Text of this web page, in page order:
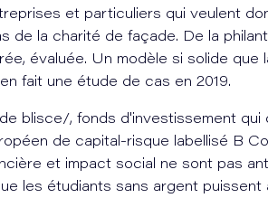
et particuliers qui veulent
de la charité de façade. De la
évaluée. Un modèle si solide que
fait une étude de cas en 2019.
blisce/, fonds d'investissement qui
de capital-risque labellisé B
et impact social ne sont pas
les étudiants sans argent